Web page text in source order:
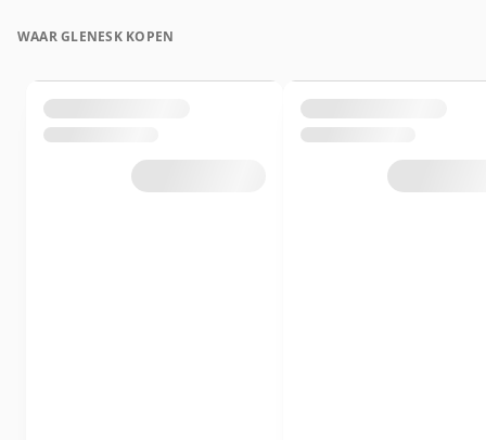
WAAR GLENESK KOPEN